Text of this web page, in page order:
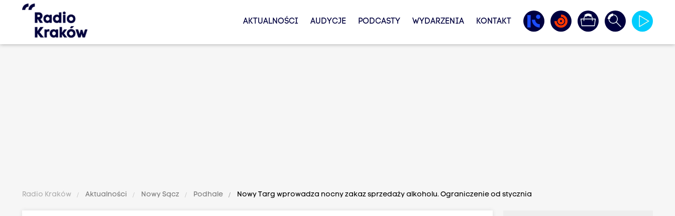
AKTUALNOŚCI AUDYCJE PODCASTY WYDARZENIA KONTAKT
Radio Kraków Aktualności Nowy Sącz Podhale Nowy Targ wprowadza nocny zakaz sprzedaży alkoholu. Ograniczenie od stycznia